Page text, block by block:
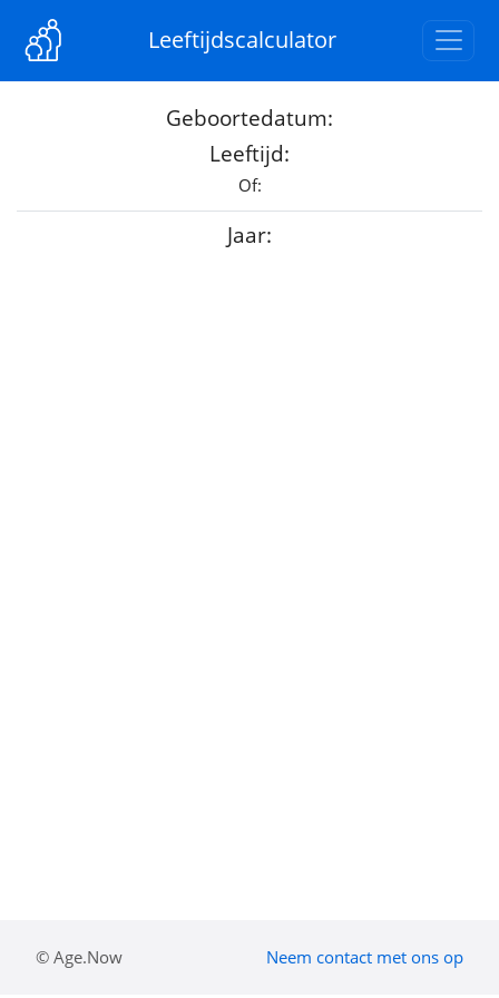
Leeftijdscalculator
Geboortedatum:
Leeftijd:
Of:
Jaar:
© Age.Now Neem contact met ons op